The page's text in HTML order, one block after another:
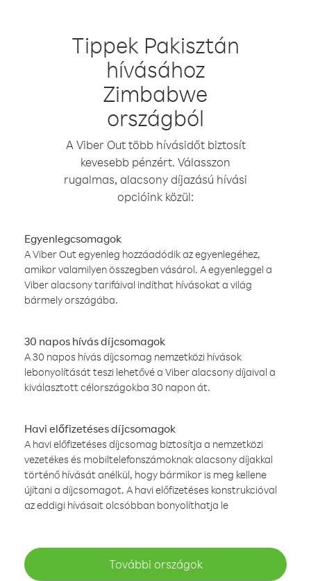
Tippek Pakisztán
hívásához
Zimbabwe
országból
A Viber Out több hívásidőt biztosít
kevesebb pénzért. Válasszon
rugalmas, alacsony díjazású hívási
opcióink közül:
Egyenlegcsomagok
A Viber Out egyenleg hozzáadódik az egyenlegéhez,
amikor valamilyen összegben vásárol. A egyenleggel a
Viber alacsony tarifáival indíthat hívásokat a világ
bármely országába.
30 napos hívás díjcsomagok
A 30 napos hívás díjcsomag nemzetközi hívások
lebonyolítását teszi lehetővé a Viber alacsony díjaival a
kiválasztott célországokba 30 napon át.
Havi előfizetéses díjcsomagok
A havi előfizetéses díjcsomag biztosítja a nemzetközi
vezetékes és mobiltelefonszámoknak alacsony díjakkal
történő hívását anélkül, hogy bármikor is meg kellene
újítani a díjcsomagot. A havi előfizetéses konstrukcióval
az eddigi hívásait olcsóbban bonyolíthatja le
További országok